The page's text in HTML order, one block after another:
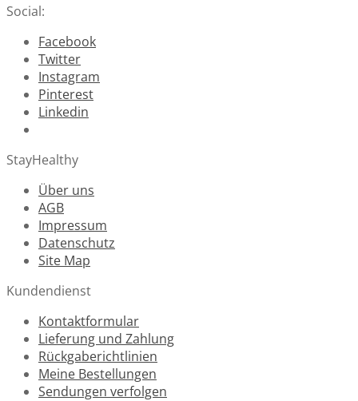
Social:
Facebook
Twitter
Instagram
Pinterest
Linkedin
StayHealthy
Über uns
AGB
Impressum
Datenschutz
Site Map
Kundendienst
Kontaktformular
Lieferung und Zahlung
Rückgaberichtlinien
Meine Bestellungen
Sendungen verfolgen